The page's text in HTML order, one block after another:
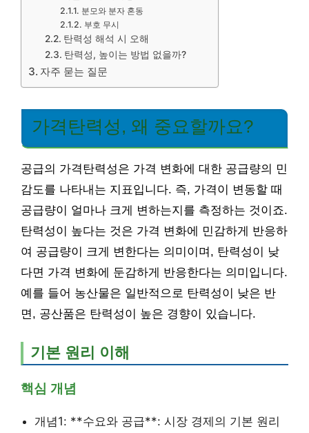
분모와 분자 혼동
부호 무시
탄력성 해석 시 오해
탄력성, 높이는 방법 없을까?
자주 묻는 질문
가격탄력성, 왜 중요할까요?
공급의 가격탄력성은 가격 변화에 대한 공급량의 민
감도를 나타내는 지표입니다. 즉, 가격이 변동할 때
공급량이 얼마나 크게 변하는지를 측정하는 것이죠.
탄력성이 높다는 것은 가격 변화에 민감하게 반응하
여 공급량이 크게 변한다는 의미이며, 탄력성이 낮
다면 가격 변화에 둔감하게 반응한다는 의미입니다.
예를 들어 농산물은 일반적으로 탄력성이 낮은 반
면, 공산품은 탄력성이 높은 경향이 있습니다.
기본 원리 이해
핵심 개념
개념1: **수요와 공급**: 시장 경제의 기본 원리